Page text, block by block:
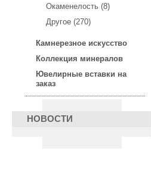
Окаменелость (8)
Другое (270)
Камнерезное искусство
Коллекция минералов
Ювелирные вставки на
заказ
НОВОСТИ
Золотое кольцо с
орегонским солнечным